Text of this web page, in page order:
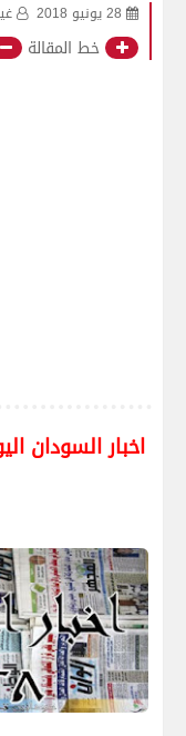
28 يونيو 2018
خط المقالة
اخبار السودان